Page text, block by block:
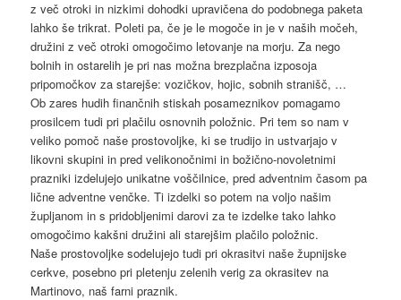
z več otroki in nizkimi dohodki upravičena do podobnega paketa
lahko še trikrat. Poleti pa, če je le mogoče in je v naših močeh,
družini z več otroki omogočimo letovanje na morju. Za nego
bolnih in ostarelih je pri nas možna brezplačna izposoja
pripomočkov za starejše: vozičkov, hojic, sobnih stranišč, …
Ob zares hudih finančnih stiskah posameznikov pomagamo
prosilcem tudi pri plačilu osnovnih položnic. Pri tem so nam v
veliko pomoč naše prostovoljke, ki se trudijo in ustvarjajo v
likovni skupini in pred velikonočnimi in božično-novoletnimi
prazniki izdelujejo unikatne voščilnice, pred adventnim časom pa
lične adventne venčke. Ti izdelki so potem na voljo našim
župljanom in s pridobljenimi darovi za te izdelke tako lahko
omogočimo kakšni družini ali starejšim plačilo položnic.
Naše prostovoljke sodelujejo tudi pri okrasitvi naše župnijske
cerkve, posebno pri pletenju zelenih verig za okrasitev na
Martinovo, naš farni praznik.